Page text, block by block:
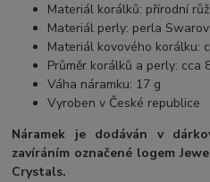
Materiál korálků: přírodní
Materiál perly: perla
Materiál kovového korálku:
Průměr korálků a perly: cca
Váha náramku: 17 g
Vyroben v České republice
Náramek je dodáván v
zavíráním označené logem
Crystals.